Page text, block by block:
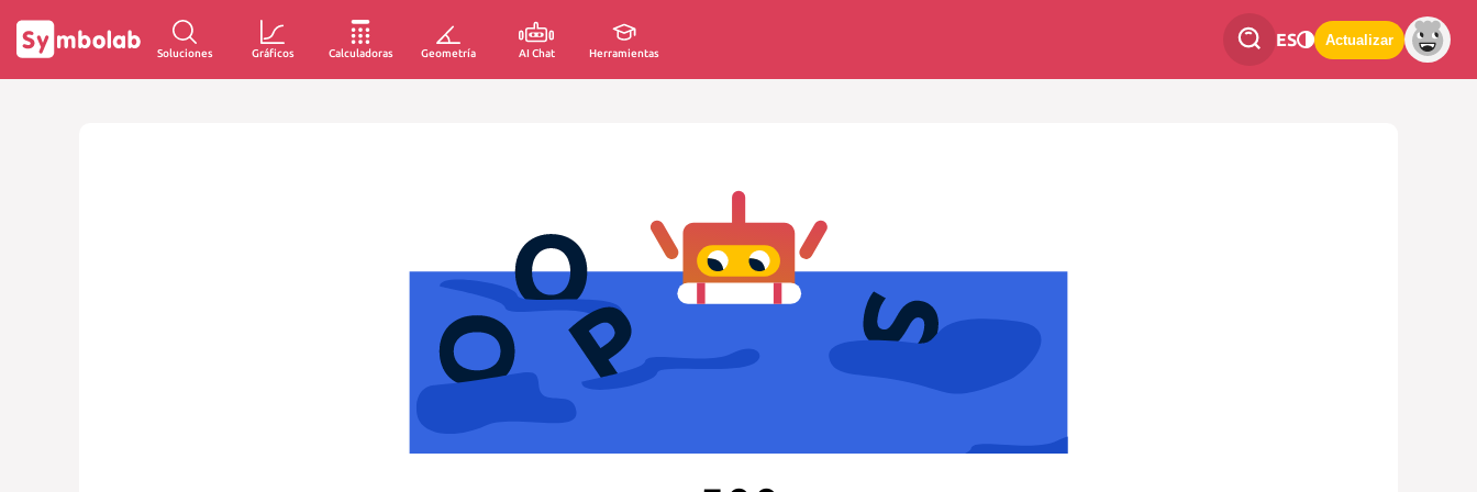
Soluciones Gráficos Calculadoras Geometría AI Chat Herramientas
ES Actualizar